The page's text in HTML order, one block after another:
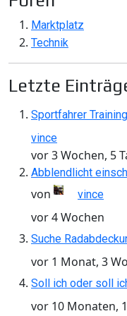
Marktplatz
Technik
Letzte
Sportfahrer
vince
vor 3 Wochen, 5
Abblendlicht
von vince
vor 4 Wochen
Suche
vor 1 Monat, 3
Soll ich oder soll
vor 10 Monaten,